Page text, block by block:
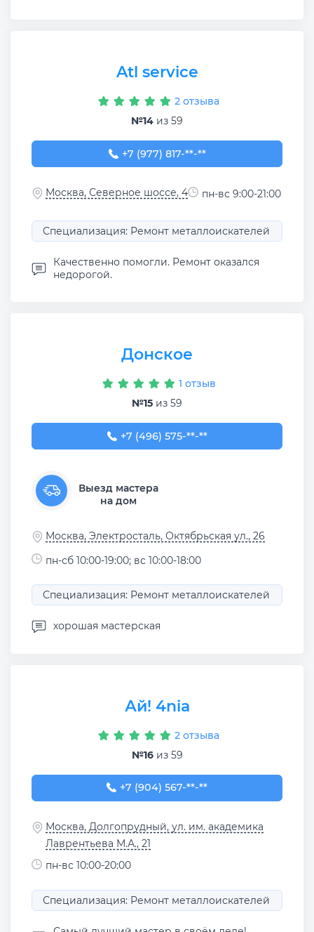
Atl service
2 отзыва
№14 из 59
+7 (977) 817-84-87
+7 (977) 817-**-**
Москва, Северное шоссе, 4 пн-вс 9:00-21:00
Специализация: Ремонт металлоискателей
Качественно помогли. Ремонт оказался
недорогой.
Донское
1 отзыв
№15 из 59
+7 (496) 575-05-43
+7 (496) 575-**-**
Выезд мастера
на дом
Москва, Электросталь, Октябрьская ул., 26
пн-сб 10:00-19:00; вс 10:00-18:00
Специализация: Ремонт металлоискателей
хорошая мастерская
Ай! 4nia
2 отзыва
№16из 59
+7 (904) 567-85-08
+7 (904) 567-**-**
Москва, Долгопрудный, ул. им. академика
Лаврентьева М.А., 21
пн-вс 10:00-20:00
Специализация: Ремонт металлоискателей